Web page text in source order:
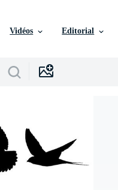
Vidéos Editorial